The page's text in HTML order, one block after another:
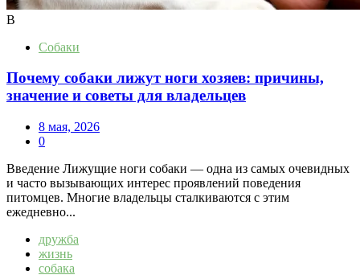
В
Собаки
Почему собаки лижут ноги хозяев: причины,
значение и советы для владельцев
8 мая, 2026
0
Введение Лижущие ноги собаки — одна из самых очевидных
и часто вызывающих интерес проявлений поведения
питомцев. Многие владельцы сталкиваются с этим
ежедневно...
дружба
жизнь
собака